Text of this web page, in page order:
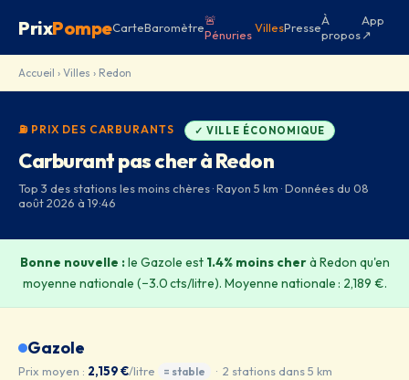
PrixPompeCarteBaromètre🚨
Pénuries VillesPresseÀ
propos
App
↗
Accueil › Villes › Redon
⛽ PRIX DES CARBURANTS ✓ VILLE ÉCONOMIQUE
Carburant pas cher à Redon
Top 3 des stations les moins chères · Rayon 5 km · Données du 08
août 2026 à 19:46
Bonne nouvelle :le Gazole est 1.4% moins cherà Redon qu'en
moyenne nationale (−3.0 cts/litre). Moyenne nationale : 2,189 €.
Gazole
Prix moyen : 2,159 €/litre = stable · 2 stations dans 5 km